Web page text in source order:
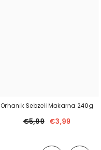
Orhanik Sebzeli Makarna 240g
€5,99 €3,99